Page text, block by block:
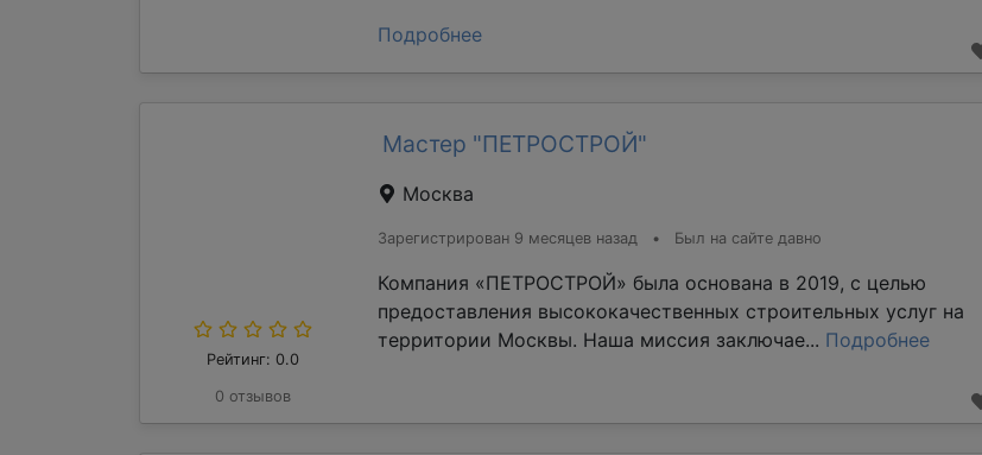
Подробнее
Рейтинг: 0.0
0 отзывов
Мастер "ПЕТРОСТРОЙ"
Москва
Зарегистрирован 9 месяцев назад • Был на сайте давно
Компания «ПЕТРОСТРОЙ» была основана в 2019, с целью
предоставления высококачественных строительных услуг на
территории Москвы. Наша миссия заключае... Подробнее